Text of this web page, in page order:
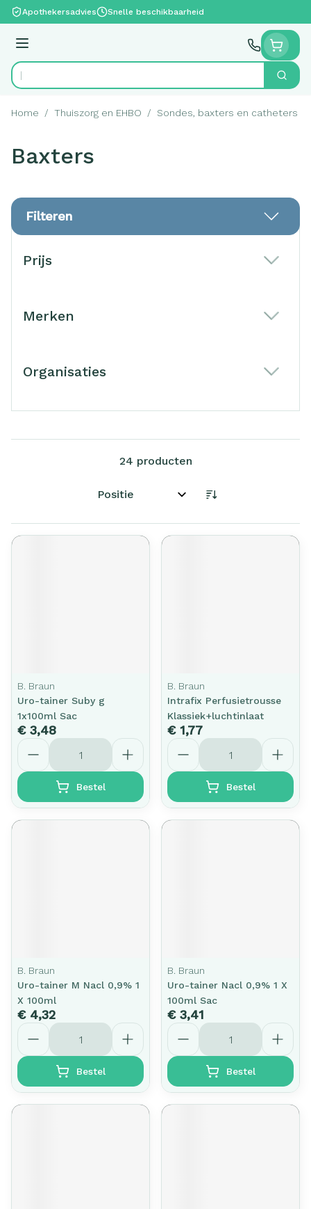
Ga naar de inhoud
Apothekersadvies Snelle beschikbaarheid
Menu
Product, merk, categorie... Zoek
Home / Thuiszorg en EHBO / Sondes, baxters en catheters
Baxters
Filteren
Prijs
Merken
Organisaties
24 producten
Sorteer op:
B. Braun
Uro-tainer Suby g
1x100ml Sac
€ 3,48
Aantal
Bestel
B. Braun
Intrafix Perfusietrousse
Klassiek+luchtinlaat
€ 1,77
Aantal
Bestel
B. Braun
Uro-tainer M Nacl 0,9% 1
X 100ml
€ 4,32
Aantal
Bestel
B. Braun
Uro-tainer Nacl 0,9% 1 X
100ml Sac
€ 3,41
Aantal
Bestel